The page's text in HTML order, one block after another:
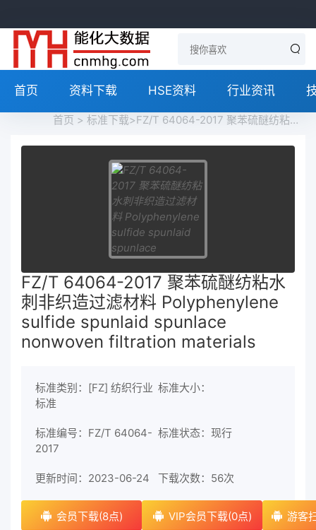
首页 资料下载 HSE资料 行业资讯
首页 > 标准下载>FZ/T 64064-2017 聚苯硫醚纺粘水刺非织造过滤材料 Polyphenylene sulfide spunlaid spunlace nonwoven filtration materials免费下载
FZ/T 64064-2017 聚苯硫醚纺粘水
刺非织造过滤材料 Polyphenylene
sulfide spunlaid spunlace
nonwoven filtration materials
标准类别：[FZ] 纺织行业
标准
标准大小：
标准编号：FZ/T 64064-
2017
标准状态：现行
更新时间：2023-06-24 下载次数： 56次
会员下载(8点) VIP会员下载(0点) 游客